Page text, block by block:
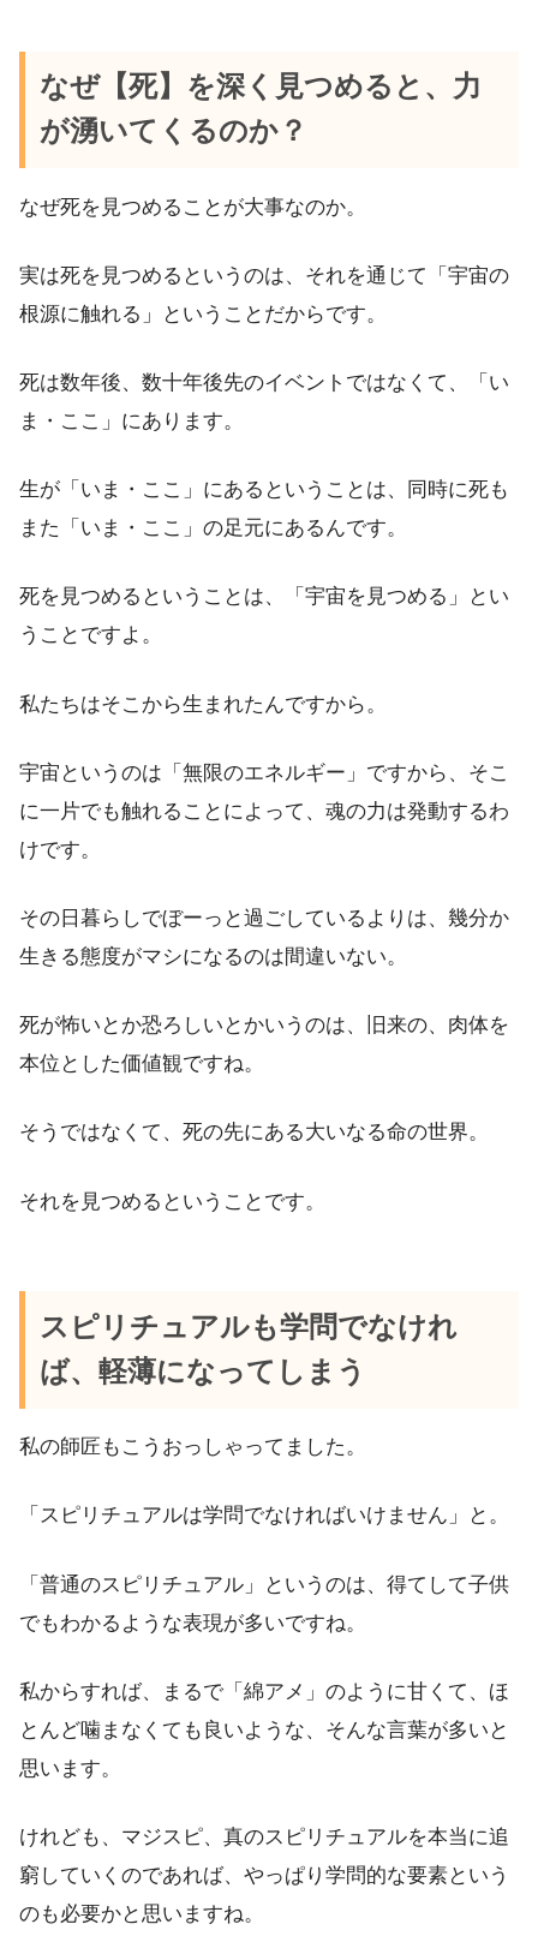
なぜ【死】を深く見つめると、力
が湧いてくるのか？
なぜ死を見つめることが大事なのか。
実は死を見つめるというのは、それを通じて「宇宙の
根源に触れる」ということだからです。
死は数年後、数十年後先のイベントではなくて、「い
ま・ここ」にあります。
生が「いま・ここ」にあるということは、同時に死も
また「いま・ここ」の足元にあるんです。
死を見つめるということは、「宇宙を見つめる」とい
うことですよ。
私たちはそこから生まれたんですから。
宇宙というのは「無限のエネルギー」ですから、そこ
に一片でも触れることによって、魂の力は発動するわ
けです。
その日暮らしでぼーっと過ごしているよりは、幾分か
生きる態度がマシになるのは間違いない。
死が怖いとか恐ろしいとかいうのは、旧来の、肉体を
本位とした価値観ですね。
そうではなくて、死の先にある大いなる命の世界。
それを見つめるということです。
スピリチュアルも学問でなけれ
ば、軽薄になってしまう
私の師匠もこうおっしゃってました。
「スピリチュアルは学問でなければいけません」と。
「普通のスピリチュアル」というのは、得てして子供
でもわかるような表現が多いですね。
私からすれば、まるで「綿アメ」のように甘くて、ほ
とんど噛まなくても良いような、そんな言葉が多いと
思います。
けれども、マジスピ、真のスピリチュアルを本当に追
窮していくのであれば、やっぱり学問的な要素という
のも必要かと思いますね。